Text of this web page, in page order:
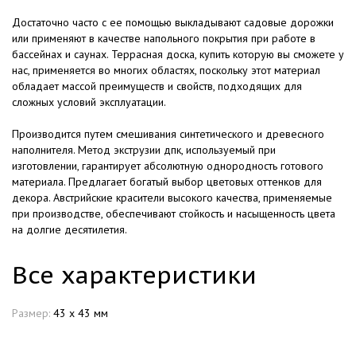
Достаточно часто с ее помощью выкладывают садовые дорожки
или применяют в качестве напольного покрытия при работе в
бассейнах и саунах. Террасная доска, купить которую вы сможете у
нас, применяется во многих областях, поскольку этот материал
обладает массой преимуществ и свойств, подходящих для
сложных условий эксплуатации.
Производится путем смешивания синтетического и древесного
наполнителя. Метод экструзии дпк, используемый при
изготовлении, гарантирует абсолютную однородность готового
материала. Предлагает богатый выбор цветовых оттенков для
декора. Австрийские красители высокого качества, применяемые
при производстве, обеспечивают стойкость и насыщенность цвета
на долгие десятилетия.
Все характеристики
Размер: 43 х 43 мм